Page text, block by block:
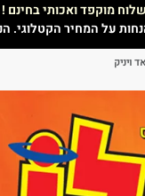
מוקפד ואכותי בחינם !
על המחיר